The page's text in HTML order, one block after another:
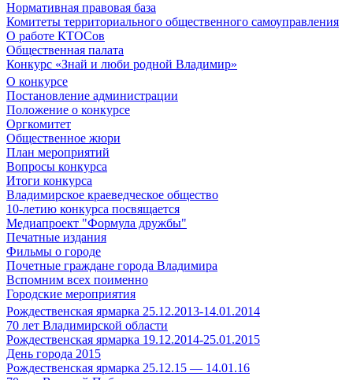
Нормативная правовая база
Комитеты территориального общественного самоуправления
О работе КТОСов
Общественная палата
Конкурс «Знай и люби родной Владимир»
О конкурсе
Постановление администрации
Положение о конкурсе
Оргкомитет
Общественное жюри
План мероприятий
Вопросы конкурса
Итоги конкурса
Владимирское краеведческое общество
10-летию конкурса посвящается
Медиапроект "Формула дружбы"
Печатные издания
Фильмы о городе
Почетные граждане города Владимира
Вспомним всех поименно
Городские мероприятия
Рождественская ярмарка 25.12.2013-14.01.2014
70 лет Владимирской области
Рождественская ярмарка 19.12.2014-25.01.2015
День города 2015
Рождественская ярмарка 25.12.15 — 14.01.16